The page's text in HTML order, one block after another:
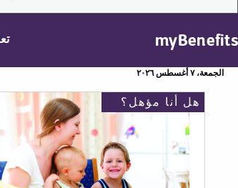
myBenefits
الجمعة، ٧ أغسطس ٢٠٢٦
هل أنا مؤهل؟